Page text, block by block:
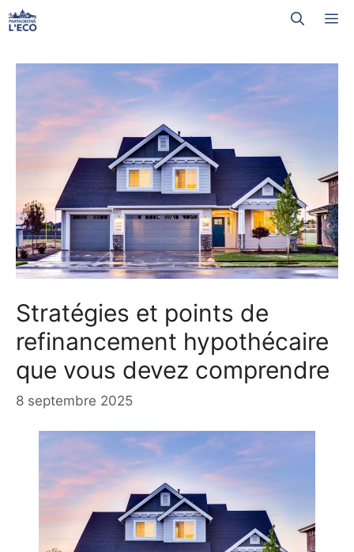
Aller
au
Stratégies et points de
refinancement hypothécaire
que vous devez comprendre
8 septembre 2025